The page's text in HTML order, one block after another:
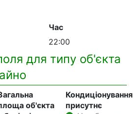
Час
22:00
для типу об'єкта
об'єкта
Кондиціонування
присутнє